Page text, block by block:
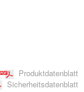
Produktdatenblatt
Sicherheitsdatenblatt